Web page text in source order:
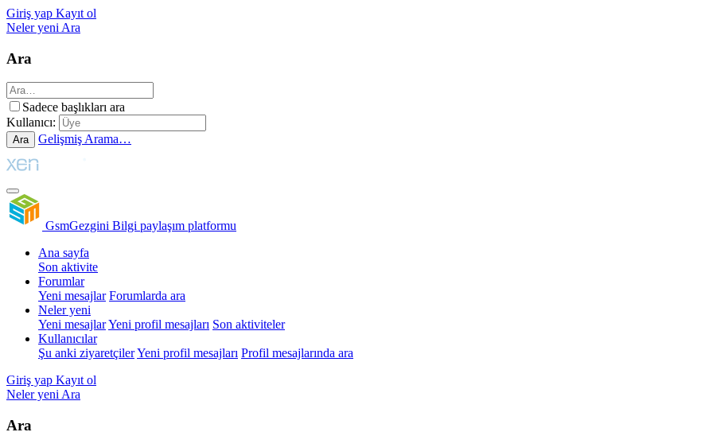
Giriş yap Kayıt ol
Neler yeni Ara
Ara
Sadece başlıkları ara
Kullanıcı:
Ara Gelişmiş Arama…
GsmGezgini Bilgi paylaşım platformu
Ana sayfa
Son aktivite
Forumlar
Yeni mesajlar Forumlarda ara
Neler yeni
Yeni mesajlarYeni profil mesajları Son aktiviteler
Kullanıcılar
Şu anki ziyaretçilerYeni profil mesajları Profil mesajlarında ara
Giriş yap Kayıt ol
Neler yeniAra
Ara